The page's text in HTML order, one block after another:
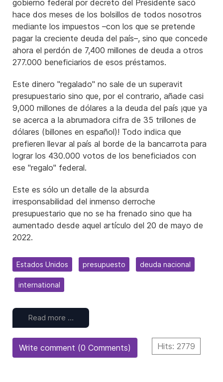
gobierno federal por decreto del Presidente sacó
hace dos meses de los bolsillos de todos nosotros
mediante los impuestos –con los que se pretende
pagar la creciente deuda del país–, sino que concede
ahora el perdón de 7,400 millones de deuda a otros
277.000 beneficiarios de esos préstamos.
Este dinero "regalado" no sale de un superavit
presupuestario sino que, por el contrario, añade casi
9,000 millones de dólares a la deuda del país ¡que ya
se acerca a la abrumadora cifra de 35 trillones de
dólares (billones en español)! Todo indica que
prefieren llevar al país al borde de la bancarrota para
lograr los 430.000 votos de los beneficiados con
ese "regalo" federal.
Este es sólo un detalle de la absurda
irresponsabilidad del inmenso derroche
presupuestario que no se ha frenado sino que ha
aumentado desde aquel artículo del 20 de mayo de
2022.
Estados Unidos presupuesto deuda nacional
international
Read more …
Hits: 2779
Write comment (0 Comments)